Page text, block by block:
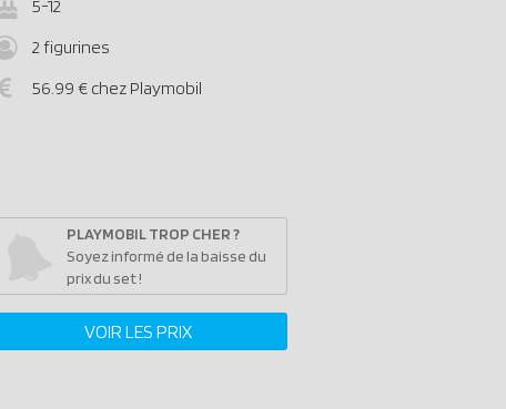
5-12
2 figurines
56.99 € chez Playmobil
PLAYMOBIL TROP CHER ?
Soyez informé de la baisse du
prix du set !
VOIR LES PRIX